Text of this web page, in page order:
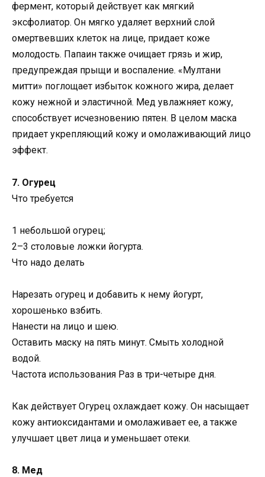
фермент, который действует как мягкий
эксфолиатор. Он мягко удаляет верхний слой
омертвевших клеток на лице, придает коже
молодость. Папаин также очищает грязь и жир,
предупреждая прыщи и воспаление. «Мултани
митти» поглощает избыток кожного жира, делает
кожу нежной и эластичной. Мед увлажняет кожу,
способствует исчезновению пятен. В целом маска
придает укрепляющий кожу и омолаживающий лицо
эффект.
7. Огурец
Что требуется
1 небольшой огурец;
2–3 столовые ложки йогурта.
Что надо делать
Нарезать огурец и добавить к нему йогурт,
хорошенько взбить.
Нанести на лицо и шею.
Оставить маску на пять минут. Смыть холодной
водой.
Частота использования Раз в три-четыре дня.
Как действует Огурец охлаждает кожу. Он насыщает
кожу антиоксидантами и омолаживает ее, а также
улучшает цвет лица и уменьшает отеки.
8. Мед